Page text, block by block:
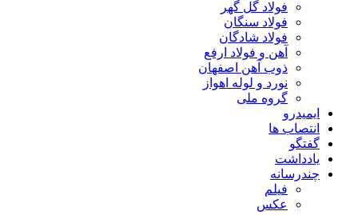
فولاد گل گهر
فولاد سنگان
فولاد شادگان
آهن و فولاد ارفع
ذوب آهن اصفهان
نورد و لوله اهواز
گروه ملی
ایمیدرو
انتصاب ها
گفتگو
یادداشت
چندرسانه
فیلم
عکس